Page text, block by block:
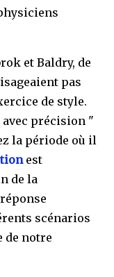
et Baldry, de
pas
de style.
avec précision "
la période où il
est
de la
scénarios
de notre